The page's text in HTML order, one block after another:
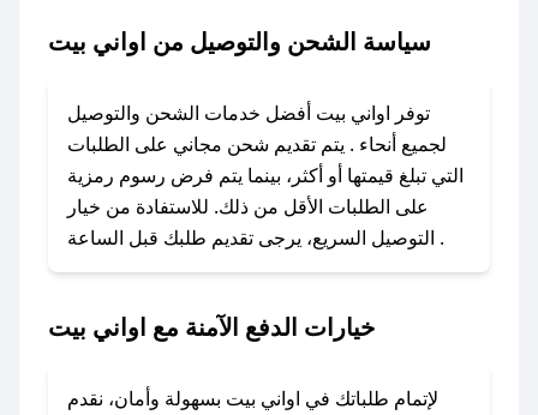
باستخدام تطبيق صحصح، يمكنك العثور بسهولة على
تواصل معنا عبر تويتر أو البريد الإلكتروني لإضافته
بسرعة.
### كيفية استخدام كود خصم اواني بيت؟
1. انسخ كود الخصم من تطبيق صحصح.
2. الصقه في خانة الدفع عند التسوق من اواني بيت.
### ماذا أفعل إذا لم يعمل كود الخصم؟
الرسائل الخاصة على تويتر أو البريد الإلكتروني،
سياسة الشحن والتوصيل من اواني بيت
توفر اواني بيت أفضل خدمات الشحن والتوصيل
لجميع أنحاء . يتم تقديم شحن مجاني على الطلبات
التي تبلغ قيمتها أو أكثر، بينما يتم فرض رسوم رمزية
على الطلبات الأقل من ذلك. للاستفادة من خيار
التوصيل السريع، يرجى تقديم طلبك قبل الساعة .
خيارات الدفع الآمنة مع اواني بيت
لإتمام طلباتك في اواني بيت بسهولة وأمان، نقدم